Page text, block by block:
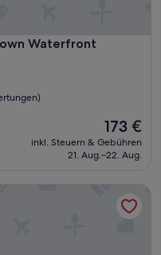
Waterfront
Waterfront
Der
Preis
beträgt
173 €
inkl. Steuern & Gebühren
21. Aug.–22. Aug.